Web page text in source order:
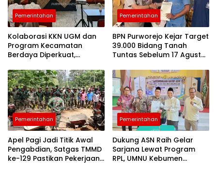
Pemerintahan
Kolaborasi KKN UGM dan
Program Kecamatan
Berdaya Diperkuat,
Jadi Penggerak
Pembangunan
Pemerintahan
BPN Purworejo Kejar Target
39.000 Bidang Tanah
Tuntas Sebelum 17 Agustus
Pemerintahan
Apel Pagi Jadi Titik Awal
Pengabdian, Satgas TMMD
ke-129 Pastikan Pekerjaan
Pemerintahan
Dukung ASN Raih Gelar
Sarjana Lewat Program
RPL, UMNU Kebumen